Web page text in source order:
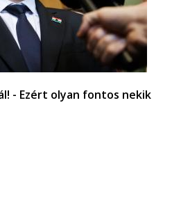
- Ezért olyan fontos nekik